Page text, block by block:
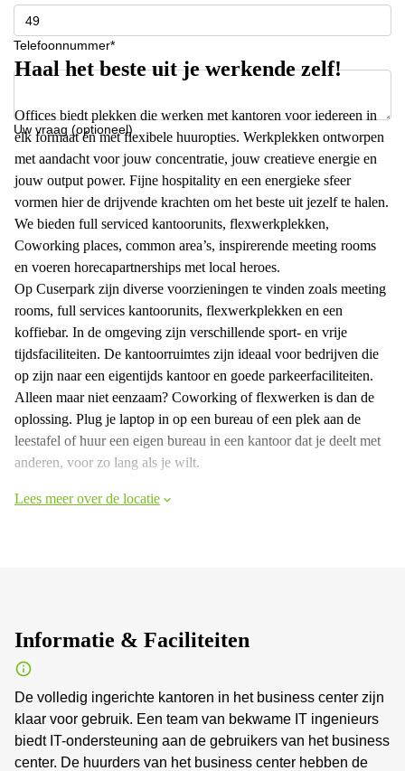
Telefoonnummer*
Uw vraag (optioneel)
Haal het beste uit je werkende zelf!
Offices biedt plekken die werken met kantoren voor iedereen in
elk formaat én met flexibele huuropties. Werkplekken ontworpen
met aandacht voor jouw concentratie, jouw creatieve energie en
jouw output power. Fijne hospitality en een energieke sfeer
vormen hier de drijvende krachten om het beste uit jezelf te halen.
We bieden full serviced kantoorunits, flexwerkplekken,
Coworking places, common area’s, inspirerende meeting rooms
en voeren horecapartnerships met local heroes.
Op Cuserpark zijn diverse voorzieningen te vinden zoals meeting
rooms, full services kantoorunits, flexwerkplekken en een
koffiebar. In de omgeving zijn verschillende sport- en vrije
tijdsfaciliteiten. De kantoorruimtes zijn ideaal voor bedrijven die
op zijn naar een eigentijds kantoor en goede parkeerfaciliteiten.
Alleen maar niet eenzaam? Coworking of flexwerken is dan de
oplossing. Plug je laptop in op een bureau of een plek aan de
leestafel of huur een eigen bureau in een kantoor dat je deelt met
anderen, voor zo lang als je wilt.
Lees meer over de locatie
Informatie & Faciliteiten
De volledig ingerichte kantoren in het business center zijn
klaar voor gebruik. Een team van bekwame IT ingenieurs
biedt IT-ondersteuning aan de gebruikers van het business
center. De huurders van het business center hebben de